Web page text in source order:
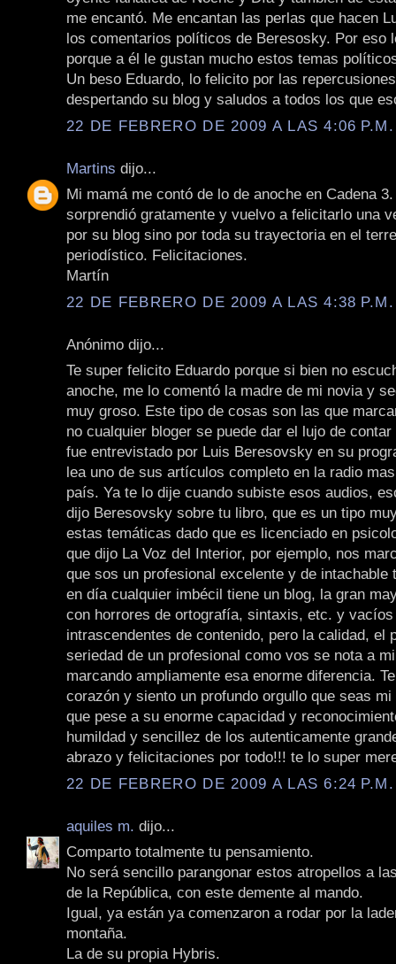
me encantó. Me encantan las perlas que hacen
los comentarios políticos de Beresosky. Por eso
porque a él le gustan mucho estos temas
Un beso Eduardo, lo felicito por las
despertando su blog y saludos a todos los que
22 DE FEBRERO DE 2009 A LAS 4:06 P.M.
Martins dijo...
Mi mamá me contó de lo de anoche en Cadena
sorprendió gratamente y vuelvo a felicitarlo una
por su blog sino por toda su trayectoria en el
periodístico. Felicitaciones.
Martín
22 DE FEBRERO DE 2009 A LAS 4:38 P.M.
Anónimo dijo...
Te super felicito Eduardo porque si bien no
anoche, me lo comentó la madre de mi novia y
muy groso. Este tipo de cosas son las que
no cualquier bloger se puede dar el lujo de
fue entrevistado por Luis Beresovsky en su
lea uno de sus artículos completo en la radio
país. Ya te lo dije cuando subiste esos audios,
dijo Beresovsky sobre tu libro, que es un tipo
estas temáticas dado que es licenciado en
que dijo La Voz del Interior, por ejemplo, nos
que sos un profesional excelente y de intachable
en día cualquier imbécil tiene un blog, la gran
con horrores de ortografía, sintaxis, etc. y vacíos
intrascendentes de contenido, pero la calidad, el
seriedad de un profesional como vos se nota a
marcando ampliamente esa enorme diferencia.
corazón y siento un profundo orgullo que seas
que pese a su enorme capacidad y
humildad y sencillez de los autenticamente
abrazo y felicitaciones por todo!!! te lo super
22 DE FEBRERO DE 2009 A LAS 6:24 P.M.
aquiles m. dijo...
Comparto totalmente tu pensamiento.
No será sencillo parangonar estos atropellos a
de la República, con este demente al mando.
Igual, ya están ya comenzaron a rodar por la
montaña.
La de su propia Hybris.